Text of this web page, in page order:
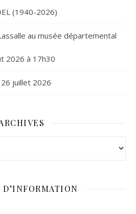
(1940-2026)
au musée départemental
2026 à 17h30
26 juillet 2026